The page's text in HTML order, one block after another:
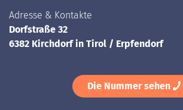
Adresse & Kontakte
Dorfstraße 32
6382 Kirchdorf in Tirol / Erpfendorf
Die Nummer sehen